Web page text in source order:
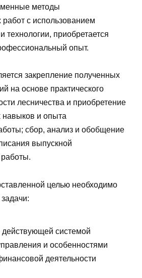
методы
работ с ис­пользованием
технологии, приобретается
опыт.
закрепление полученных
на основе практического
лесничества и приобретение
и опыта
сбор, анализ и обобщение
выпускной
целью необходимо
действующей системой
и особенностями
деятельности